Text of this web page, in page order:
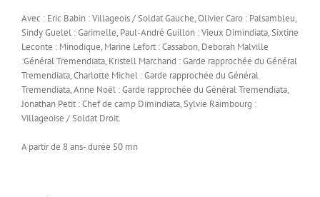
Avec : Eric Babin : Villageois / Soldat Gauche, Olivier Caro : Palsambleu,
Sindy Guelel : Garimelle, Paul-André Guillon : Vieux Dimindiata, Sixtine
Leconte : Minodique, Marine Lefort : Cassabon, Deborah Malville
:Général Tremendiata, Kristell Marchand : Garde rapprochée du Général
Tremendiata, Charlotte Michel : Garde rapprochée du Général
Tremendiata, Anne Noël : Garde rapprochée du Général Tremendiata,
Jonathan Petit : Chef de camp Dimindiata, Sylvie Raimbourg :
Villageoise / Soldat Droit.
A partir de 8 ans- durée 50 mn